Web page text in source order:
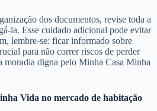
dos documentos, revise toda a
la. Esse cuidado adicional pode evitar
lembre-se: ficar informado sobre
para não correr riscos de perder
moradia digna pelo Minha Casa Minha
Vida no mercado de habitação